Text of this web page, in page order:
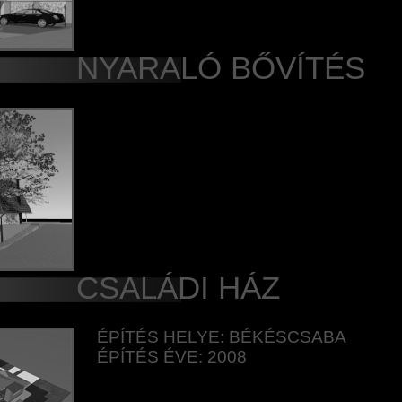
NYARALÓ BŐVÍTÉS
CSALÁDI HÁZ
ÉPÍTÉS HELYE: BÉKÉSCSABA
ÉPÍTÉS ÉVE: 2008